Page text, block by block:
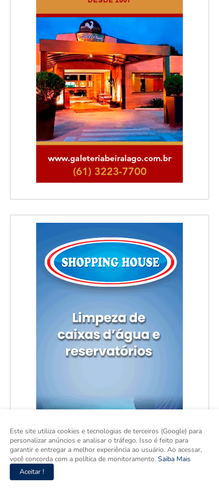
Este site utiliza cookies e tecnologias de terceiros (Google) para
personalizar anúncios e analisar o tráfego. Isso é feito para
garantir e entregar a melhor experiência ao usuário. Ao acessar,
você concorda com a política de monitoramento. Saiba Mais
Aceitar !